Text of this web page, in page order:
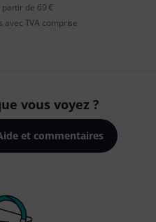
de 69 €
avec TVA comprise
vous voyez ?
et commentaires